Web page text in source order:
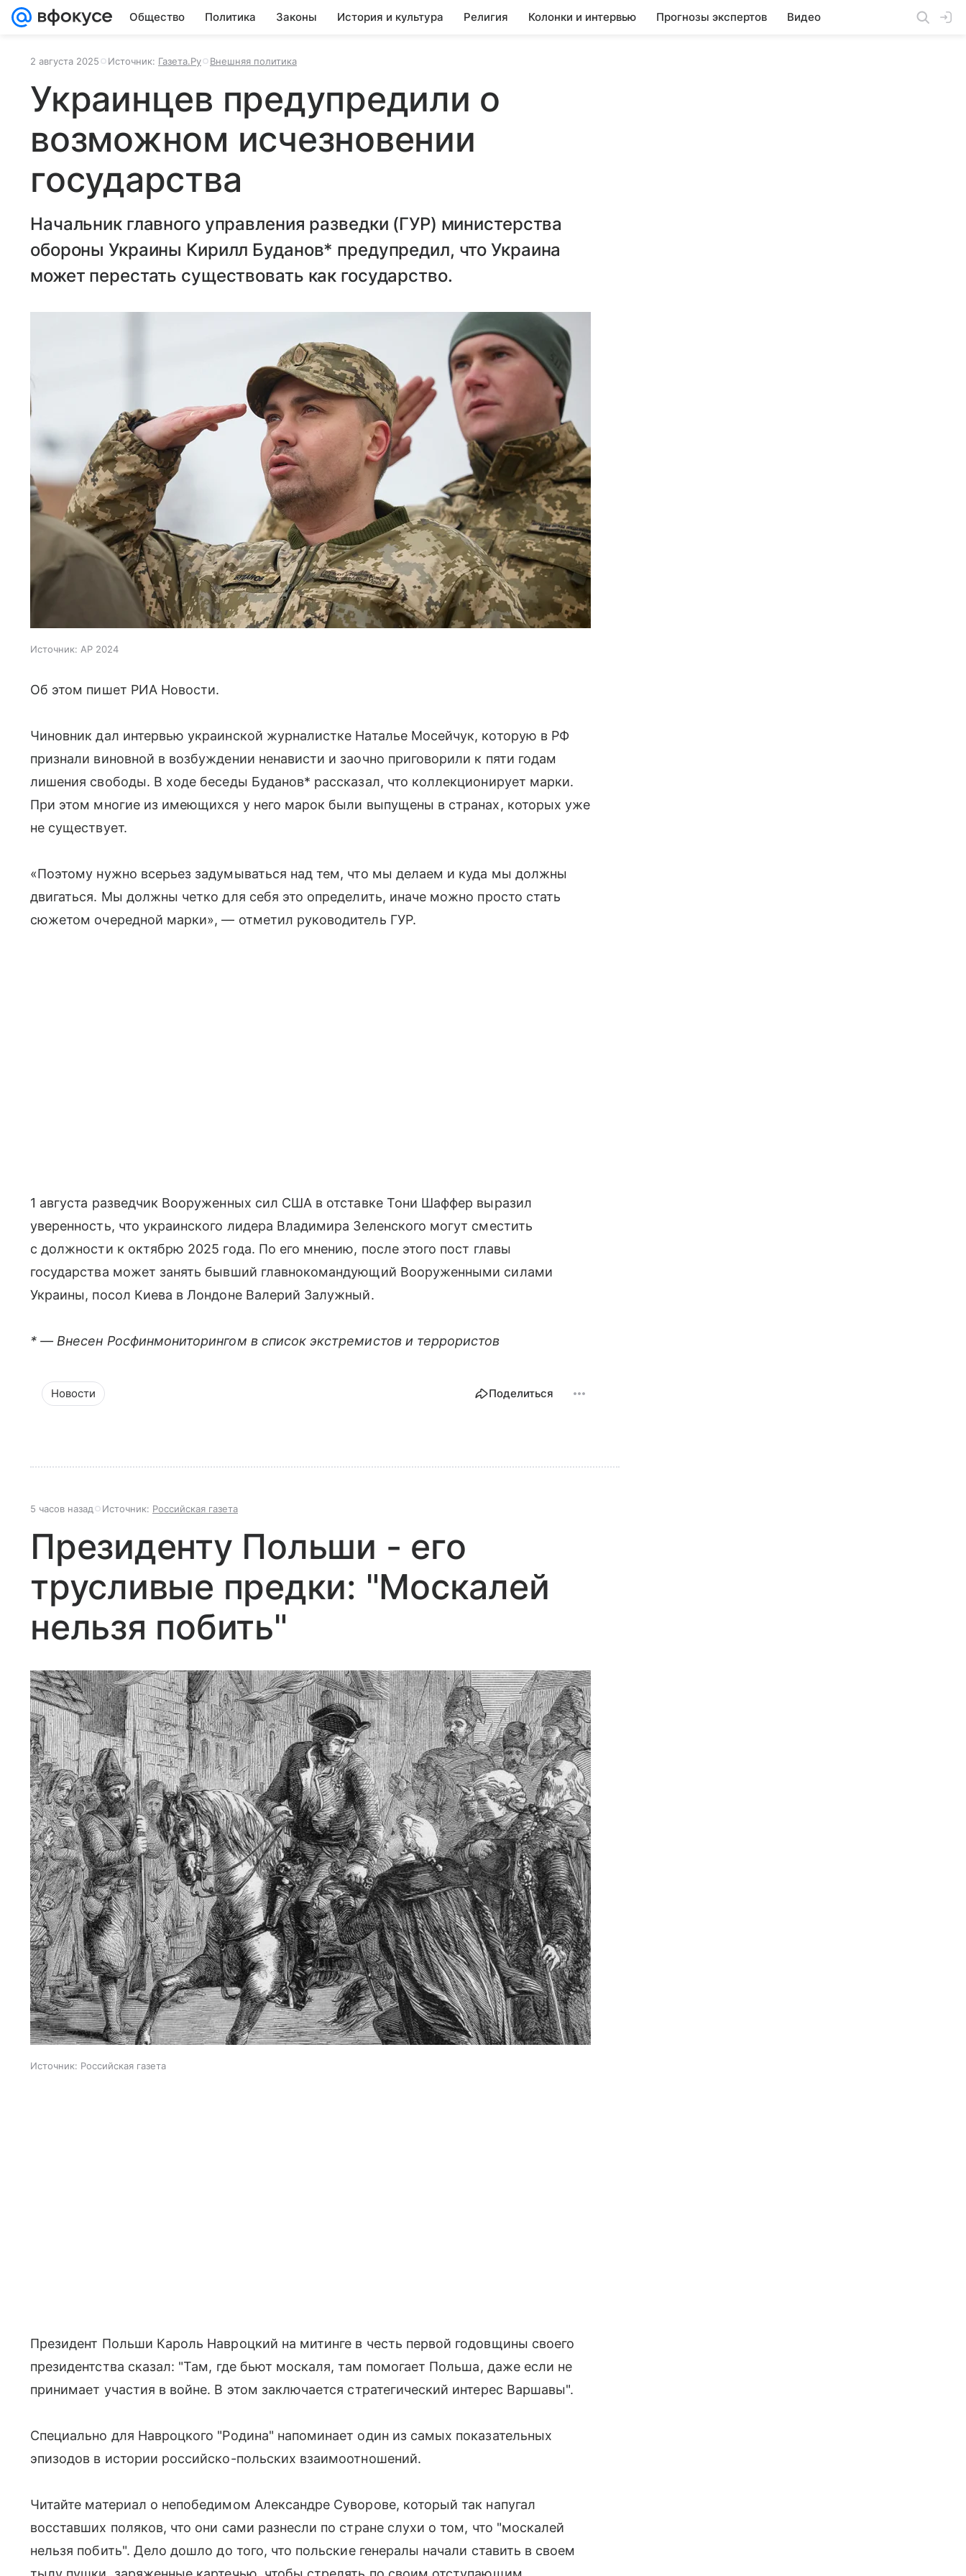
Общество Политика Законы История и культура Религия Колонки и интервью Прогнозы экспертов Видео
2 августа 2025 Источник: Газета.Ру Внешняя политика
Украинцев предупредили о
возможном исчезновении
государства
Начальник главного управления разведки (ГУР) министерства
обороны Украины Кирилл Буданов* предупредил, что Украина
может перестать существовать как государство.
Источник: AP 2024
Об этом пишет РИА Новости.
Чиновник дал интервью украинской журналистке Наталье Мосейчук, которую в РФ
признали виновной в возбуждении ненависти и заочно приговорили к пяти годам
лишения свободы. В ходе беседы Буданов* рассказал, что коллекционирует марки.
При этом многие из имеющихся у него марок были выпущены в странах, которых уже
не существует.
«Поэтому нужно всерьез задумываться над тем, что мы делаем и куда мы должны
двигаться. Мы должны четко для себя это определить, иначе можно просто стать
сюжетом очередной марки», — отметил руководитель ГУР.
1 августа разведчик Вооруженных сил США в отставке Тони Шаффер выразил
уверенность, что украинского лидера Владимира Зеленского могут сместить
с должности к октябрю 2025 года. По его мнению, после этого пост главы
государства может занять бывший главнокомандующий Вооруженными силами
Украины, посол Киева в Лондоне Валерий Залужный.
* — Внесен Росфинмониторингом в список экстремистов и террористов
Новости Поделиться
5 часов назад Источник: Российская газета
Президенту Польши - его
трусливые предки: "Москалей
нельзя побить"
Источник: Российская газета
Президент Польши Кароль Навроцкий на митинге в честь первой годовщины своего
президентства сказал: "Там, где бьют москаля, там помогает Польша, даже если не
принимает участия в войне. В этом заключается стратегический интерес Варшавы".
Специально для Навроцкого "Родина" напоминает один из самых показательных
эпизодов в истории российско-польских взаимоотношений.
Читайте материал о непобедимом Александре Суворове, который так напугал
восставших поляков, что они сами разнесли по стране слухи о том, что "москалей
нельзя побить". Дело дошло до того, что польские генералы начали ставить в своем